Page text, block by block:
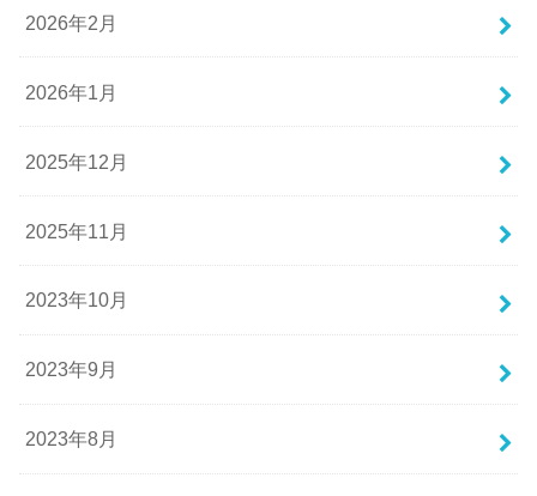
2026年2月
2026年1月
2025年12月
2025年11月
2023年10月
2023年9月
2023年8月